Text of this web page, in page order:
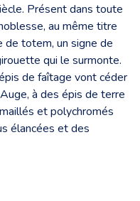
Présent dans toute
au même titre
de totem, un signe de
qui le surmonte.
de faîtage vont céder
à des épis de terre
et polychromés
élancées et des